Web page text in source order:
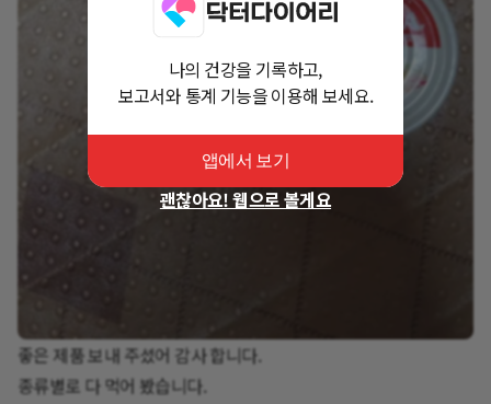
좋은 제품 보내 주셨어 감사 합니다.
종류별로 다 먹어 봤습니다.
나의 건강을 기록하고,
보고서와 통계 기능을 이용해 보세요.
앱에서 보기
괜찮아요! 웹으로 볼게요